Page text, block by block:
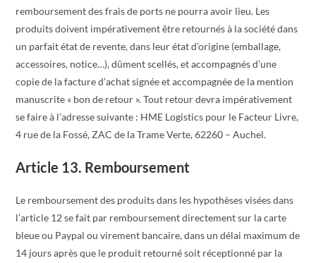
remboursement des frais de ports ne pourra avoir lieu. Les
produits doivent impérativement être retournés à la société dans
un parfait état de revente, dans leur état d’origine (emballage,
accessoires, notice…), dûment scellés, et accompagnés d’une
copie de la facture d’achat signée et accompagnée de la mention
manuscrite « bon de retour ». Tout retour devra impérativement
se faire à l’adresse suivante : HME Logistics pour le Facteur Livre,
4 rue de la Fossé, ZAC de la Trame Verte, 62260 – Auchel.
Article 13. Remboursement
Le remboursement des produits dans les hypothèses visées dans
l’article 12 se fait par remboursement directement sur la carte
bleue ou Paypal ou virement bancaire, dans un délai maximum de
14 jours après que le produit retourné soit réceptionné par la